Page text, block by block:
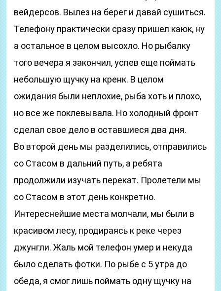
вейдерсов. Вылез на берег и давай сушиться.
Телефону практически сразу пришел каюк, ну
а остальное в целом высохло. Но рыбалку
того вечера я закончил, успев еще поймать
небольшую щучку на кренк. В целом
ожидания были неплохие, рыба хоть и плохо,
но все же поклевывала. Но холодный фронт
сделал свое дело в оставшиеся два дня.
Во второй день мы разделились, отправились
со Стасом в дальний путь, а ребята
продолжили изучать перекат. Пролетели мы
со Стасом в этот день конкретно.
Интереснейшие места молчали, мы были в
красивом лесу, продираясь к реке через
джунгли. Жаль мой телефон умер и некуда
было сделать фотки. По рыбе с 5 утра до
обеда, я смог лишь поймать одну щучку на